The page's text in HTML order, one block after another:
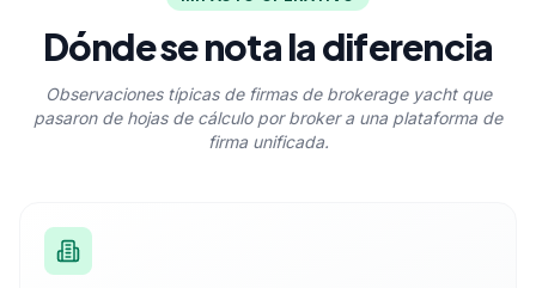
Dónde se nota la diferencia
Observaciones típicas de firmas de brokerage yacht que
pasaron de hojas de cálculo por broker a una plataforma de
firma unificada.